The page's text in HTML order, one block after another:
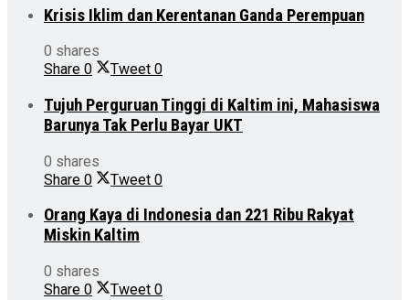
Krisis Iklim dan Kerentanan Ganda Perempuan
0 shares
Share 0 Tweet 0
Tujuh Perguruan Tinggi di Kaltim ini, Mahasiswa
Barunya Tak Perlu Bayar UKT
0 shares
Share 0 Tweet 0
Orang Kaya di Indonesia dan 221 Ribu Rakyat
Miskin Kaltim
0 shares
Share 0 Tweet 0